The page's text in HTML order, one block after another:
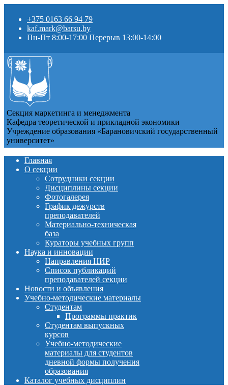
+375 0163 66 94 79
kaf.mark@barsu.by
Пн-Пт 8:00-17:00 Перерыв 13:00-14:00
Секция маркетинга и менеджмента
Кафедра теоретической и прикладной экономики
Учреждение образования «Барановичский государственный
университет»
Главная
О секции
Сотрудники секции
Дисциплины секции
Фотогалерея
График дежурств
преподавателей
Материально-техническая
база
Кураторы учебных групп
Наука и инновации
Направления НИР
Список публикаций
преподавателей секции
Новости и объявления
Учебно-методические материалы
Студентам
Программы практик
Студентам выпускных
курсов
Учебно-методические
материалы для студентов
дневной формы получения
образования
Каталог учебных дисциплин